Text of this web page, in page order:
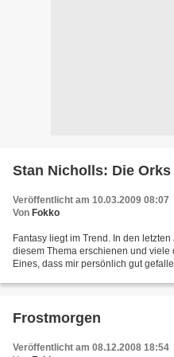
Stan Nicholls: Die Orks
Veröffentlicht am 10.03.2009 08:07
Von Fokko
Fantasy liegt im Trend. In den
diesem Thema erschienen und
Eines, dass mir persönlich gut
Frostmorgen
Veröffentlicht am 08.12.2008 18:54